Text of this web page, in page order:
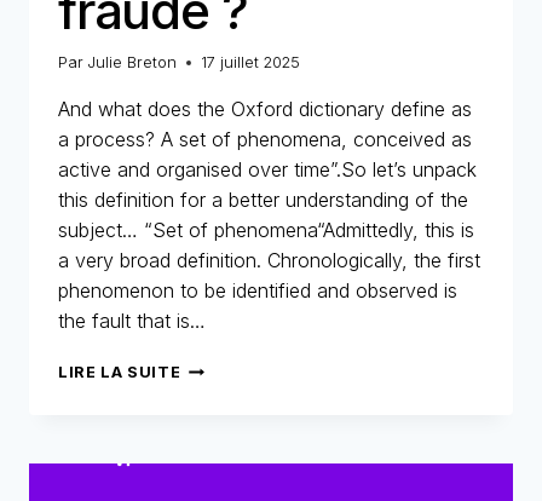
Par Julie Breton 17 juillet 2025
And what does the Oxford dictionary define as
a process? A set of phenomena, conceived as
active and organised over time”.So let’s unpack
this definition for a better understanding of the
subject… “Set of phenomena“Admittedly, this is
a very broad definition. Chronologically, the first
phenomenon to be identified and observed is
the fault that is…
LIRE LA SUITE QUELLE
DE